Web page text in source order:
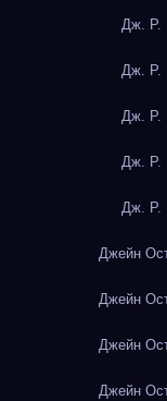
Дж. Р.
Дж. Р.
Дж. Р.
Дж. Р.
Дж. Р.
Джейн
Джейн
Джейн
Джейн